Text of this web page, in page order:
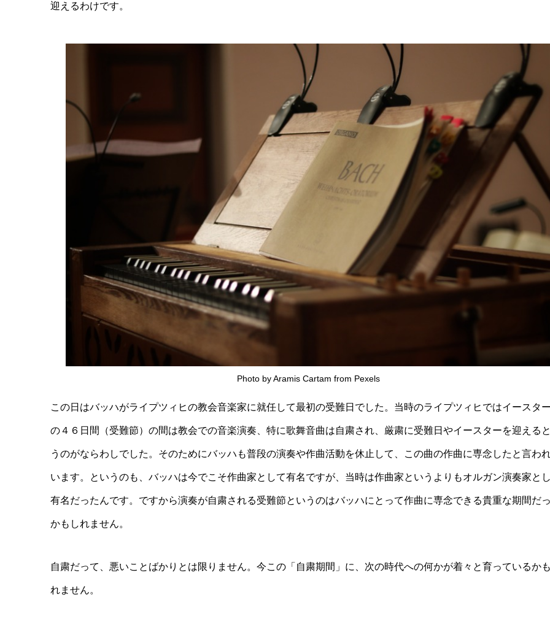
迎えるわけです。
Photo by Aramis Cartam from Pexels
この日はバッハがライプツィヒの教会音楽家に就任して最初の受難日でした。当時のライプツィヒではイースタ
の４６日間（受難節）の間は教会での音楽演奏、特に歌舞音曲は自粛され、厳粛に受難日やイースターを迎える
うのがならわしでした。そのためにバッハも普段の演奏や作曲活動を休止して、この曲の作曲に専念したと言わ
います。というのも、バッハは今でこそ作曲家として有名ですが、当時は作曲家というよりもオルガン演奏家と
有名だったんです。ですから演奏が自粛される受難節というのはバッハにとって作曲に専念できる貴重な期間だ
かもしれません。
自粛だって、悪いことばかりとは限りません。今この「自粛期間」に、次の時代への何かが着々と育っているか
れません。